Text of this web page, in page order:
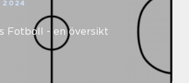
Fotboll - en översikt